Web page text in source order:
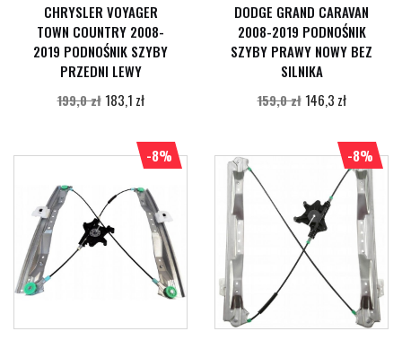
CHRYSLER VOYAGER
TOWN COUNTRY 2008-
2019 PODNOŚNIK SZYBY
PRZEDNI LEWY
199,0 zł 183,1 zł
DODGE GRAND CARAVAN
2008-2019 PODNOŚNIK
SZYBY PRAWY NOWY BEZ
SILNIKA
159,0 zł 146,3 zł
-8% -8%